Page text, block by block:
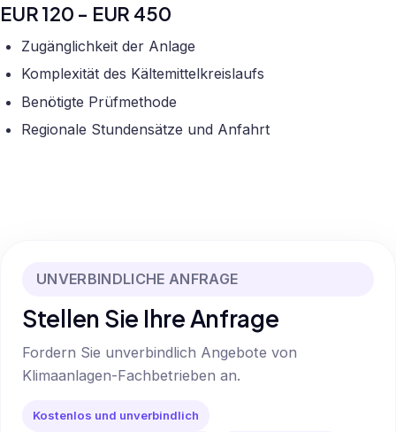
EUR 120 - EUR 450
Zugänglichkeit der Anlage
Komplexität des Kältemittelkreislaufs
Benötigte Prüfmethode
Regionale Stundensätze und Anfahrt
UNVERBINDLICHE ANFRAGE
Stellen Sie Ihre Anfrage
Fordern Sie unverbindlich Angebote von
Klimaanlagen-Fachbetrieben an.
Kostenlos und unverbindlich